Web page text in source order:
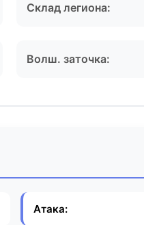
Склад легиона:
Волш. заточка:
Атака: